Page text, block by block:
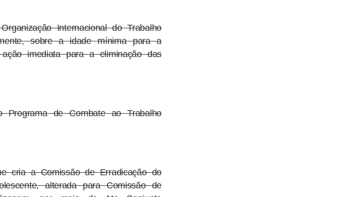
Internacional do Trabalho
sobre a idade mínima para a
imediata para a eliminação das
de Combate ao Trabalho
cria a Comissão de Erradicação do
alterada para Comissão de